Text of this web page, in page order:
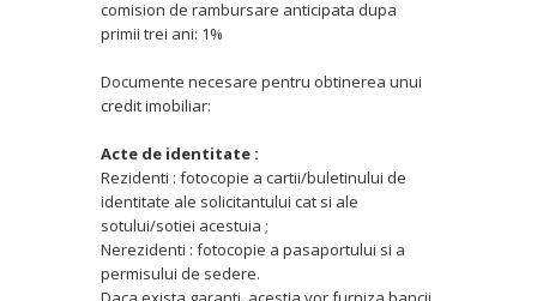
comision de rambursare anticipata dupa
primii trei ani: 1%
Documente necesare pentru obtinerea unui
credit imobiliar:
Acte de identitate :
Rezidenti : fotocopie a cartii/buletinului de
identitate ale solicitantului cat si ale
sotului/sotiei acestuia ;
Nerezidenti : fotocopie a pasaportului si a
permisului de sedere.